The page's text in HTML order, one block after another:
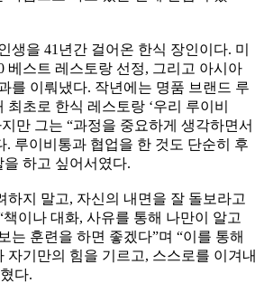
생을 41년간 걸어온 한식 장인이다. 미
베스트 레스토랑 선정, 그리고 아시아
를 이뤄냈다. 작년에는 명품 브랜드 루
초로 한식 레스토랑 ‘우리 루이비
만 그는 “과정을 중요하게 생각하면서
. 루이비통과 협업을 한 것도 단순히 후
하고 싶어서였다.
하지 말고, 자신의 내면을 잘 돌보라고
이나 대화, 사유를 통해 나만이 알고
는 훈련을 하면 좋겠다”며 “이를 통해
자기만의 힘을 기르고, 스스로를 이겨내
다.